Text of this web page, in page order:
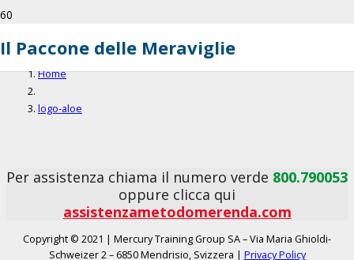
Il Paccone delle Meraviglie
logo-aloe
Home
logo-aloe
Per assistenza chiama il numero verde 800.790053
oppure clicca qui
assistenzametodomerenda.com
Copyright © 2021 | Mercury Training Group SA – Via Maria Ghioldi-
Schweizer 2 – 6850 Mendrisio, Svizzera | Privacy Policy